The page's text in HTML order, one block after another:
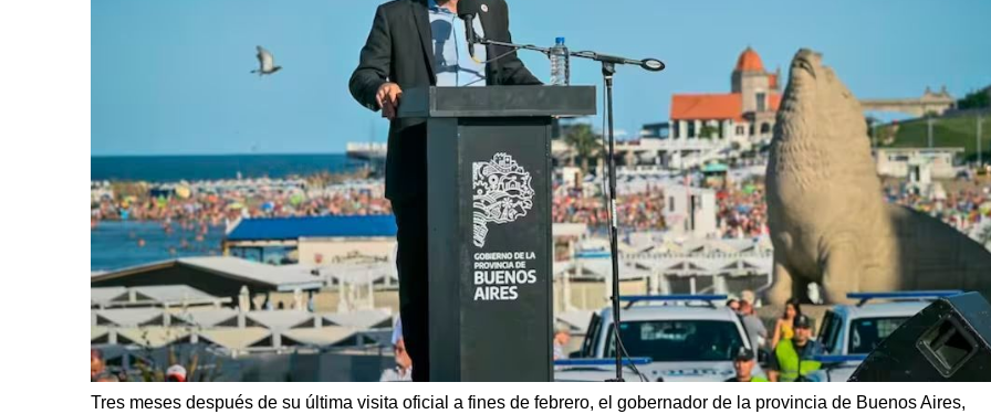
Tres meses después de su última visita oficial a fines de febrero, el gobernador de la provincia de Buenos Aires,